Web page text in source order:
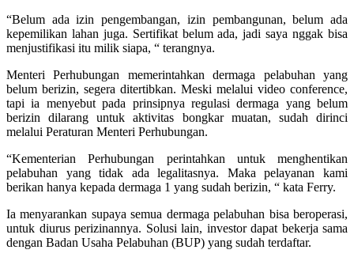
“Belum ada izin pengembangan, izin pembangunan, belum ada
kepemilikan lahan juga. Sertifikat belum ada, jadi saya nggak bisa
menjustifikasi itu milik siapa, “ terangnya.
Menteri Perhubungan memerintahkan dermaga pelabuhan yang
belum berizin, segera ditertibkan. Meski melalui video conference,
tapi ia menyebut pada prinsipnya regulasi dermaga yang belum
berizin dilarang untuk aktivitas bongkar muatan, sudah dirinci
melalui Peraturan Menteri Perhubungan.
“Kementerian Perhubungan perintahkan untuk menghentikan
pelabuhan yang tidak ada legalitasnya. Maka pelayanan kami
berikan hanya kepada dermaga 1 yang sudah berizin, “ kata Ferry.
Ia menyarankan supaya semua dermaga pelabuhan bisa beroperasi,
untuk diurus perizinannya. Solusi lain, investor dapat bekerja sama
dengan Badan Usaha Pelabuhan (BUP) yang sudah terdaftar.